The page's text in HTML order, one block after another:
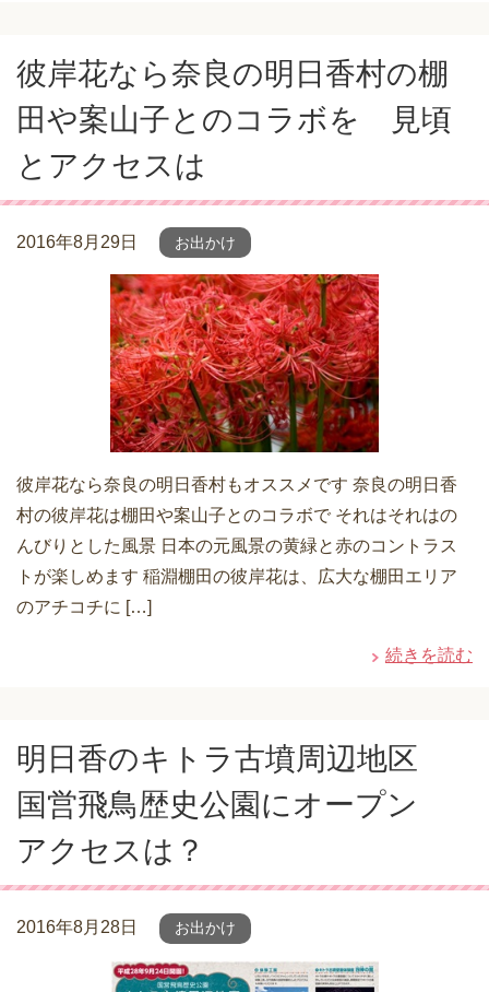
彼岸花なら奈良の明日香村の棚
田や案山子とのコラボを 見頃
とアクセスは
2016年8月29日 お出かけ
彼岸花なら奈良の明日香村もオススメです 奈良の明日香
村の彼岸花は棚田や案山子とのコラボで それはそれはの
んびりとした風景 日本の元風景の黄緑と赤のコントラス
トが楽しめます 稲淵棚田の彼岸花は、広大な棚田エリア
のアチコチに […]
続きを読む
明日香のキトラ古墳周辺地区
国営飛鳥歴史公園にオープン
アクセスは？
2016年8月28日 お出かけ